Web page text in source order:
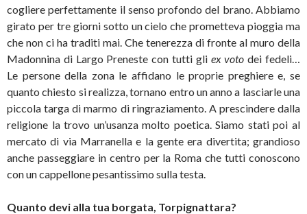
cogliere perfettamente il senso profondo del brano. Abbiamo
girato per tre giorni sotto un cielo che prometteva pioggia ma
che non ci ha traditi mai. Che tenerezza di fronte al muro della
Madonnina di Largo Preneste con tutti gli ex votodei fedeli…
Le persone della zona le affidano le proprie preghiere e, se
quanto chiesto si realizza, tornano entro un anno a lasciarle una
piccola targa di marmo di ringraziamento. A prescindere dalla
religione la trovo un’usanza molto poetica. Siamo stati poi al
mercato di via Marranella e la gente era divertita; grandioso
anche passeggiare in centro per la Roma che tutti conoscono
con un cappellone pesantissimo sulla testa.
Quanto devi alla tua borgata, Torpignattara?